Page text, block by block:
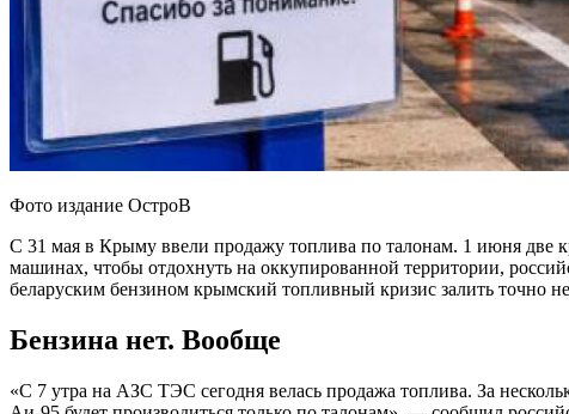
Фото издание ОстроВ
С 31 мая в Крыму ввели продажу топлива по талонам. 1 июня две
машинах, чтобы отдохнуть на оккупированной территории,
беларуским бензином крымский топливный кризис залить точно
Бензина нет. Вообще
«С 7 утра на АЗС ТЭС сегодня велась продажа топлива. За